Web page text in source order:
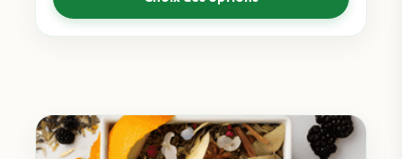
prix :
Ce
produit